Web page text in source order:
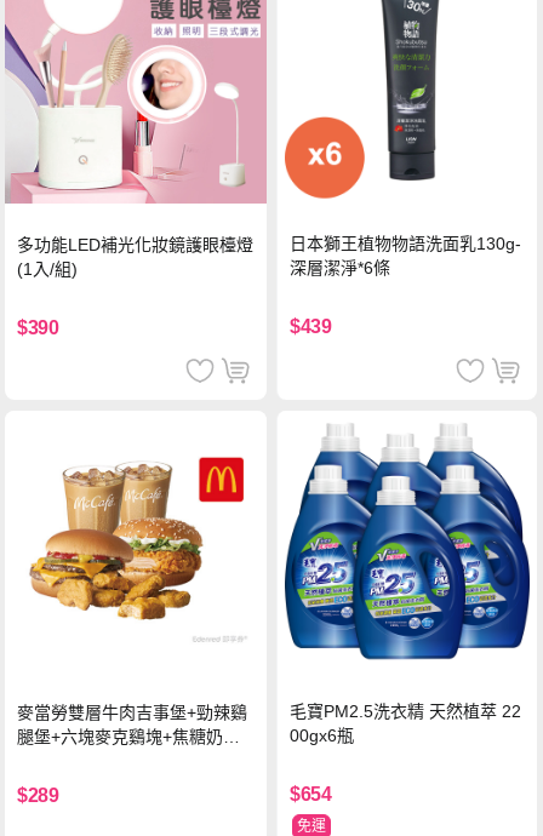
多功能LED補光化妝鏡護眼檯燈
(1入/組)
$390
日本獅王植物物語洗面乳130g-
深層潔淨*6條
$439
麥當勞雙層牛肉吉事堡+勁辣鷄
腿堡+六塊麥克鷄塊+焦糖奶茶
$289
毛寶PM2.5洗衣精 天然植萃 22
00gx6瓶
$654
免運